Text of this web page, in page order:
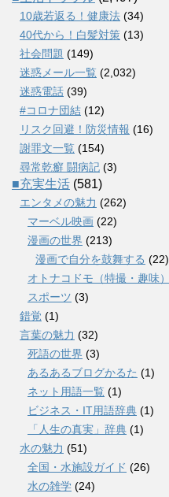
10歳若返る！健康法 (34)
40代から！白髪対策 (13)
社会問題 (149)
迷惑メール一覧 (2,032)
迷惑電話 (39)
#コロナ団結 (12)
リスク回避！防災情報 (16)
謝罪文一覧 (154)
尋常乾癬 闘病記 (3)
■充実生活 (581)
エンタメの魅力 (262)
マーベル映画 (22)
漫画の世界 (213)
漫画で自分を鼓舞する (22)
オトナコドモ（特撮・趣味）
スポーツ (3)
錯覚 (1)
言葉の魅力 (32)
死語の世界 (3)
あるあるブログかるた (1)
ネット用語一覧 (1)
ビジネス・IT用語辞典 (1)
「人生の真実」辞典 (1)
水の魅力 (51)
全国・水施設ガイド (26)
水の雑学 (24)